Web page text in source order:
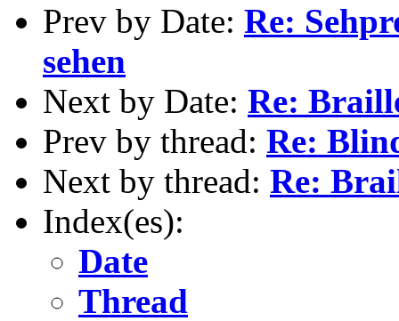
Prev by Date: Re:
sehen
Next by Date: Re:
Prev by thread: Re:
Next by thread: Re:
Index(es):
Date
Thread